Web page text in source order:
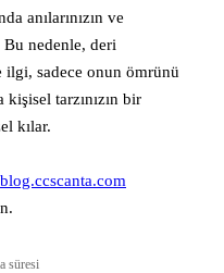
anılarınızın ve
Bu nedenle, deri
ilgi, sadece onun ömrünü
tarzınızın bir
kılar.
blog.ccscanta.com
süresi